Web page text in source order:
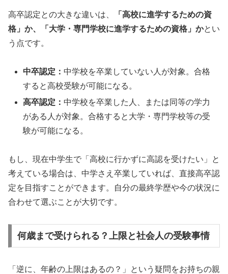
高卒認定との大きな違いは、
「高校に進学するための資
格」か、「大学・専門学校に進学するための資格」かとい
う点です。
中卒認定： 中学校を卒業していない人が対象。合格
すると高校受験が可能になる。
高卒認定： 中学校を卒業した人、または同等の学力
がある人が対象。合格すると大学・専門学校等の受
験が可能になる。
もし、現在中学生で「高校に行かずに高認を受けたい」と
考えている場合は、中学さえ卒業していれば、直接高卒認
定を目指すことができます。自分の最終学歴や今の状況に
合わせて選ぶことが大切です。
何歳まで受けられる？上限と社会人の受験事情
「逆に、年齢の上限はあるの？」という疑問をお持ちの親